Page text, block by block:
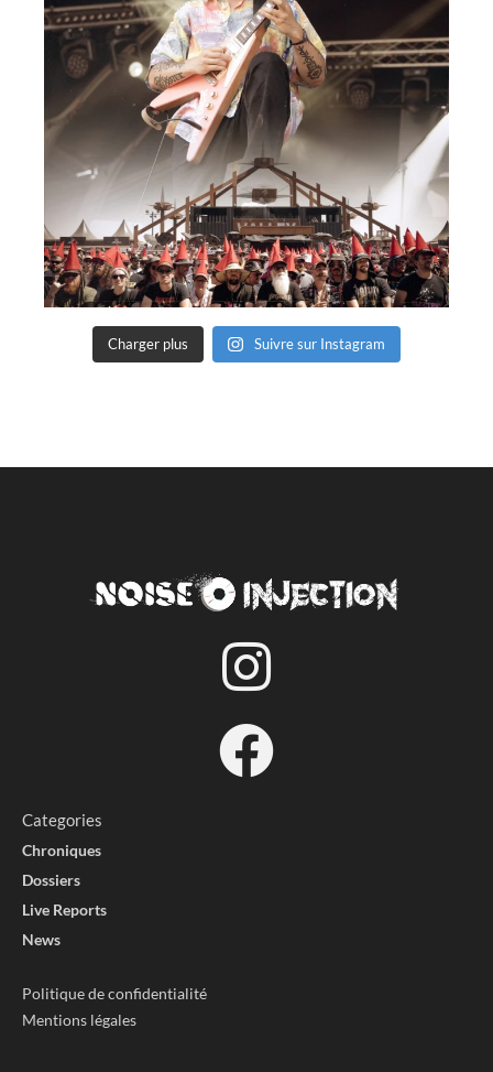
Charger plus Suivre sur Instagram
Categories
Chroniques
Dossiers
Live Reports
News
Politique de confidentialité
Mentions légales